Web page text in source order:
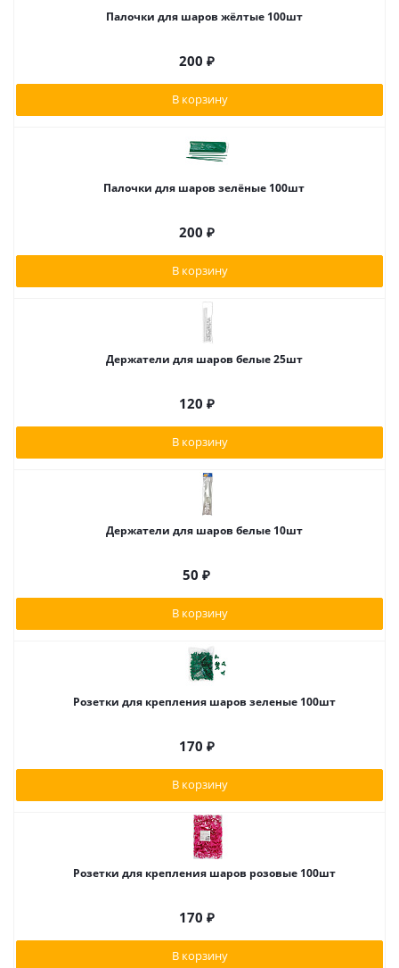
Палочки для шаров жёлтые 100шт
200 ₽
В корзину
Палочки для шаров зелёные 100шт
200 ₽
В корзину
Держатели для шаров белые 25шт
120 ₽
В корзину
Держатели для шаров белые 10шт
50 ₽
В корзину
Розетки для крепления шаров зеленые 100шт
170 ₽
В корзину
Розетки для крепления шаров розовые 100шт
170 ₽
В корзину